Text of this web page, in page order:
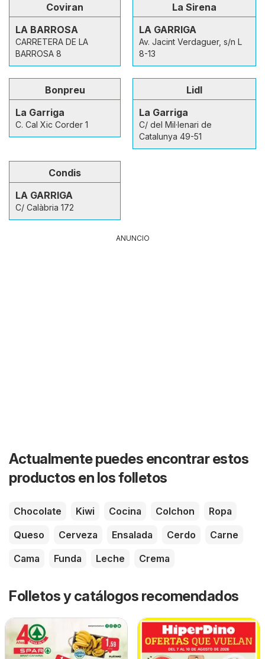
Coviran
LA BARROSA
CARRETERA DE LA
BARROSA 8
La Sirena
LA GARRIGA
Av. Jacint Verdaguer, s/n L
8-13
Bonpreu
La Garriga
C. Cal Xic Corder 1
Lidl
La Garriga
C/ del Mil·lenari de
Catalunya 49-51
Condis
LA GARRIGA
C/ Calàbria 172
ANUNCIO
Actualmente puedes encontrar estos
productos en los folletos
Chocolate Kiwi Cocina Colchon
Ropa
Queso
Cerveza Ensalada Cerdo
Carne
Cama
Funda Leche Crema
Folletos y catálogos recomendados